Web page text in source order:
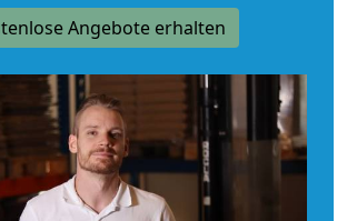
Angebote erhalten